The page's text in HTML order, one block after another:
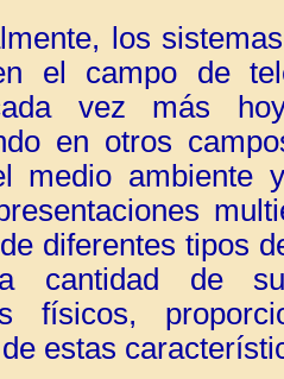
los
el campo de
vez más
en otros
medio ambiente
diferentes tipos
cantidad de
físicos,
estas